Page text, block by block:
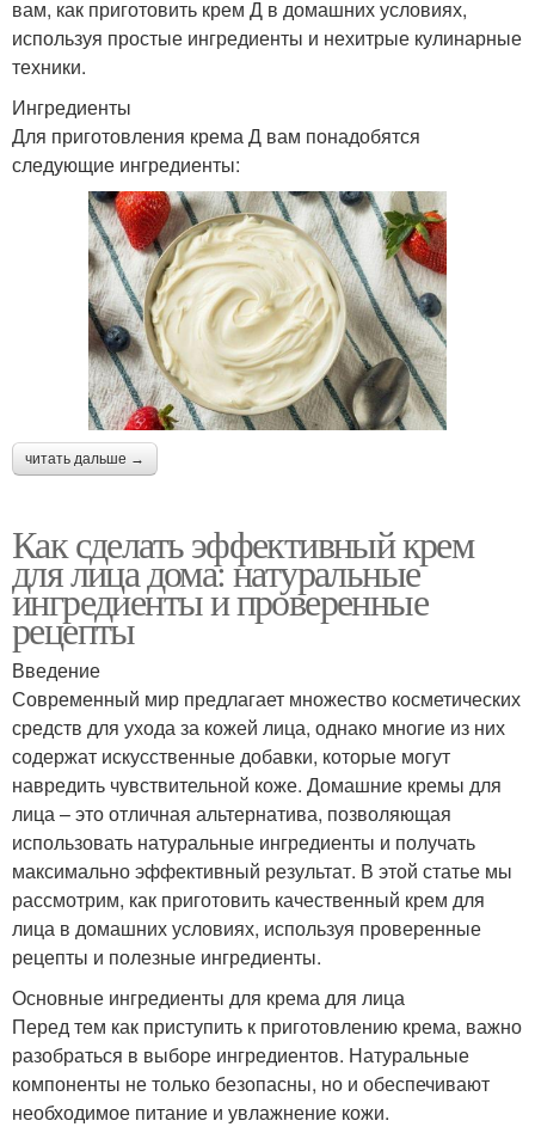
вам, как приготовить крем Д в домашних условиях,
используя простые ингредиенты и нехитрые кулинарные
техники.
Ингредиенты
Для приготовления крема Д вам понадобятся
следующие ингредиенты:
читать дальше →
Как сделать эффективный крем
для лица дома: натуральные
ингредиенты и проверенные
рецепты
Введение
Современный мир предлагает множество косметических
средств для ухода за кожей лица, однако многие из них
содержат искусственные добавки, которые могут
навредить чувствительной коже. Домашние кремы для
лица – это отличная альтернатива, позволяющая
использовать натуральные ингредиенты и получать
максимально эффективный результат. В этой статье мы
рассмотрим, как приготовить качественный крем для
лица в домашних условиях, используя проверенные
рецепты и полезные ингредиенты.
Основные ингредиенты для крема для лица
Перед тем как приступить к приготовлению крема, важно
разобраться в выборе ингредиентов. Натуральные
компоненты не только безопасны, но и обеспечивают
необходимое питание и увлажнение кожи.